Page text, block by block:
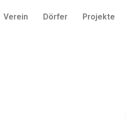
Verein Dörfer Projekte